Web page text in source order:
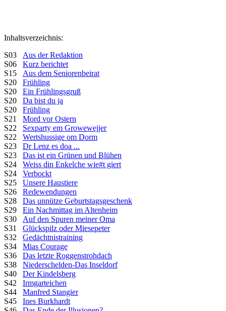
Inhaltsverzeichnis:
S03 Aus der Redaktion
S06 Kurz berichtet
S15 Aus dem Seniorenbeirat
S20 Frühling
S20 Ein Frühlingsgruß
S20 Da bist du ja
S20 Frühling
S21 Mord vor Ostern
S22 Sexparty em Growewejjer
S22 Wertshussige om Dorm
S23 Dr Lenz es doa ...
S23 Das ist ein Grünen und Blühen
S24 Weiss din Enkelche wie#t giert
S24 Verbockt
S25 Unsere Haustiere
S26 Redewendungen
S28 Das unnütze Geburtstagsgeschenk
S29 Ein Nachmittag im Altenheim
S30 Auf den Spuren meiner Oma
S31 Glückspilz oder Miesepeter
S32 Gedächtnistraining
S34 Mias Courage
S36 Das letzte Roggenstrohdach
S38 Niederschelden-Das Inseldorf
S40 Der Kindelsberg
S42 Irmgarteichen
S44 Manfred Stangier
S45 Ines Burkhardt